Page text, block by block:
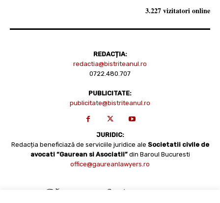
3.227 vizitatori online
REDACȚIA:
redactia@bistriteanul.ro
0722.480.707
PUBLICITATE:
publicitate@bistriteanul.ro
JURIDIC:
Redacția beneficiază de serviciile juridice ale Societatii civile de
avocati “Gaurean si Asociatii” din Baroul Bucuresti
office@gaureanlawyers.ro